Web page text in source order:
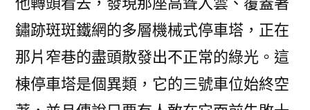
鏽跡斑斑鐵網的多層機械式停車塔，正在
那片窄巷的盡頭散發出不正常的綠光。這
棟停車塔是個異類，它的三號車位始終空